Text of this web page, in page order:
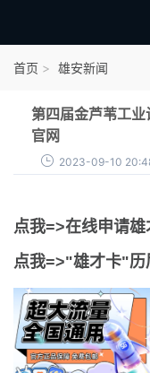
首页 雄安新闻
第四届金芦苇工
官网
2023-09-10
点我=>在线申请雄
点我=>"雄才卡"历